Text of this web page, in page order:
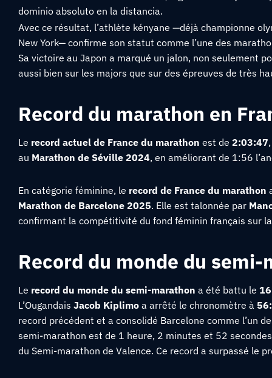
dominio absoluto en la distancia.
Avec ce résultat, l’athlète kényane —déjà championne
New York— confirme son statut comme l’une des
Sa victoire au Japon a marqué un jalon, non seulement
aussi bien sur les majors que sur des épreuves de très
Record du marathon en
Le record actuel de France du marathon est de 2:03:47
au Marathon de Séville 2024, en améliorant de 1:56
En catégorie féminine, le record de France du marathon
Marathon de Barcelone 2025. Elle est talonnée par
confirmant la compétitivité du fond féminin français sur
Record du monde du
Le record du monde du semi-marathon a été battu le
L’Ougandais Jacob Kiplimo a arrêté le chronomètre à
record précédent et a consolidé Barcelone comme l’un
semi-marathon est de 1 heure, 2 minutes et 52 secondes
du Semi-marathon de Valence. Ce record a surpassé le